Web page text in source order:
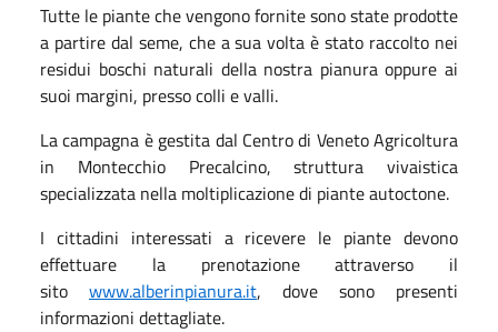
Tutte le piante che vengono fornite sono state prodotte
a partire dal seme, che a sua volta è stato raccolto nei
residui boschi naturali della nostra pianura oppure ai
suoi margini, presso colli e valli.
La campagna è gestita dal Centro di Veneto Agricoltura
in Montecchio Precalcino, struttura vivaistica
specializzata nella moltiplicazione di piante autoctone.
I cittadini interessati a ricevere le piante devono
effettuare la prenotazione attraverso il
sito www.alberinpianura.it, dove sono presenti
informazioni dettagliate.